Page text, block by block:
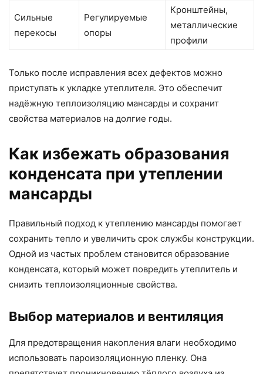
Сильные
перекосы
Регулируемые
опоры
Кронштейны,
металлические
профили
Только после исправления всех дефектов можно
приступать к укладке утеплителя. Это обеспечит
надёжную теплоизоляцию мансарды и сохранит
свойства материалов на долгие годы.
Как избежать образования
конденсата при утеплении
мансарды
Правильный подход к утеплению мансарды помогает
сохранить тепло и увеличить срок службы конструкции.
Одной из частых проблем становится образование
конденсата, который может повредить утеплитель и
снизить теплоизоляционные свойства.
Выбор материалов и вентиляция
Для предотвращения накопления влаги необходимо
использовать пароизоляционную пленку. Она